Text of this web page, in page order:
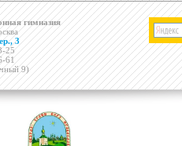
гимназия
3
25
61
9)